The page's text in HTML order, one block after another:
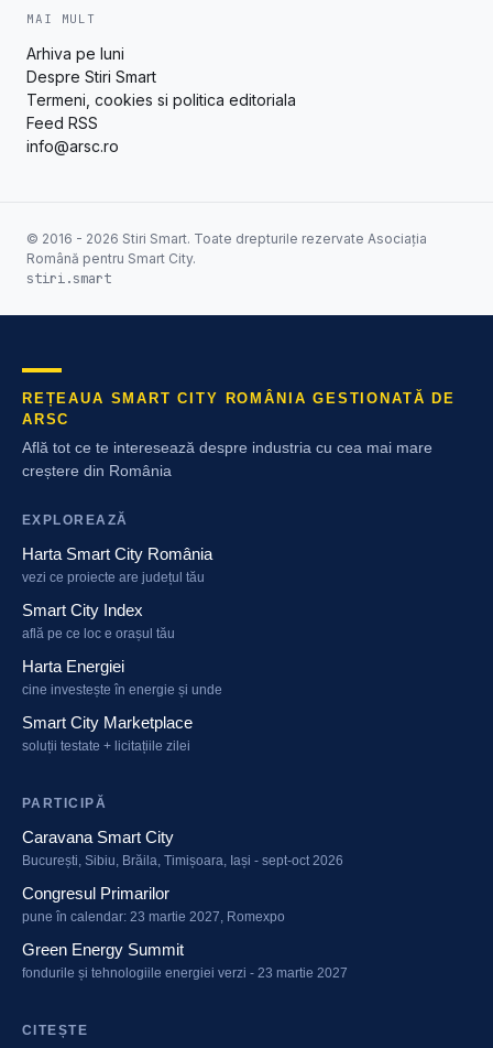
MAI MULT
Arhiva pe luni
Despre Stiri Smart
Termeni, cookies si politica editoriala
Feed RSS
info@arsc.ro
© 2016 - 2026 Stiri Smart. Toate drepturile rezervate Asociația
Română pentru Smart City.
stiri.smart
REȚEAUA SMART CITY ROMÂNIA GESTIONATĂ DE
ARSC
Află tot ce te interesează despre industria cu cea mai mare
creștere din România
EXPLOREAZĂ
Harta Smart City România
vezi ce proiecte are județul tău
Smart City Index
află pe ce loc e orașul tău
Harta Energiei
cine investește în energie și unde
Smart City Marketplace
soluții testate + licitațiile zilei
PARTICIPĂ
Caravana Smart City
București, Sibiu, Brăila, Timișoara, Iași - sept-oct 2026
Congresul Primarilor
pune în calendar: 23 martie 2027, Romexpo
Green Energy Summit
fondurile și tehnologiile energiei verzi - 23 martie 2027
CITEȘTE